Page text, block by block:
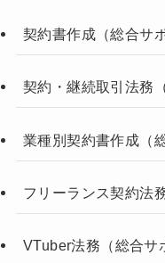
契約書作成（総合サ
契約・継続取引法務
業種別契約書作成（
フリーランス契約法
VTuber法務（総合サ